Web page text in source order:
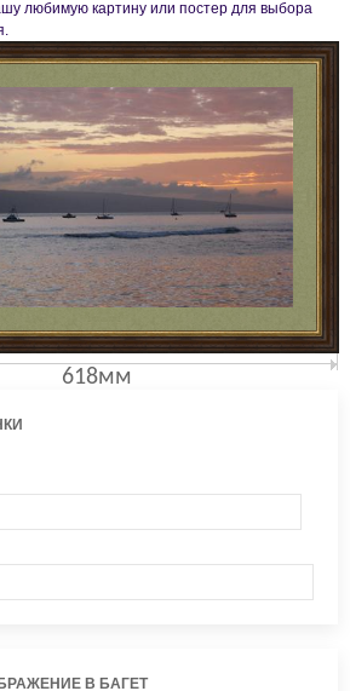
любимую картину или постер для выбора
618мм
В БАГЕТ